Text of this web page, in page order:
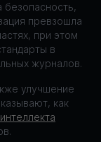
безопасность,
превзошла
при этом
в
журналов.
улучшение
как